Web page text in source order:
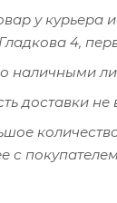
у курьера
4,
наличными
доставки не
с